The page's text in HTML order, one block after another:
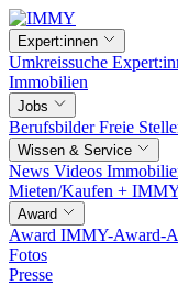
Expert:innen
Umkreissuche
Immobilien
Jobs
BerufsbilderFreie
Wissen & Service
News Videos
Mieten/Kaufen +
Award
Award IMMY-Award-
Fotos
Presse